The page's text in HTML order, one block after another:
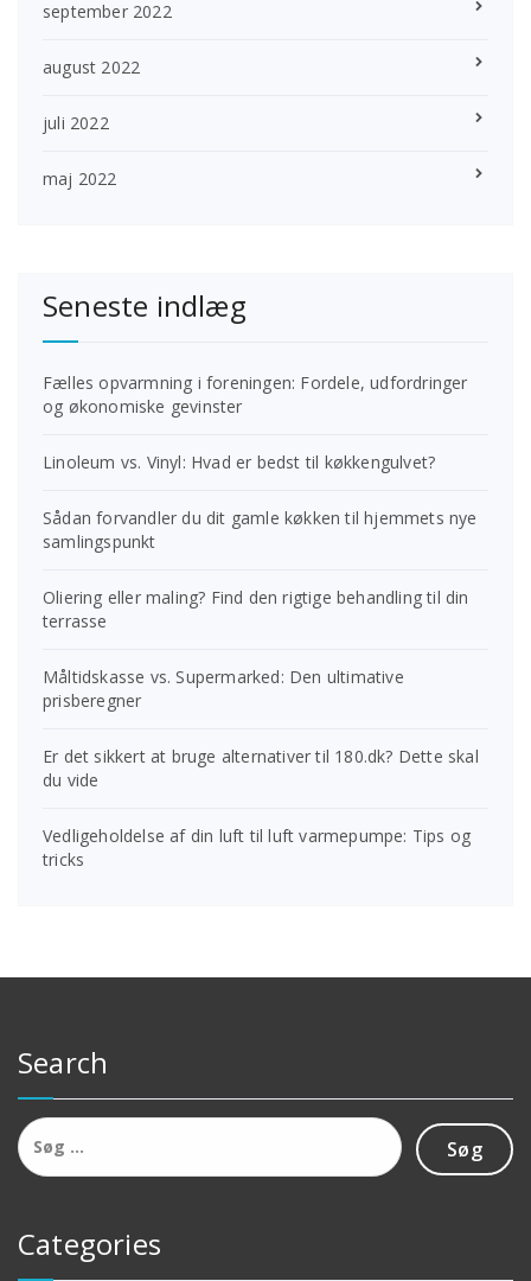
september 2022
august 2022
juli 2022
maj 2022
Seneste indlæg
Fælles opvarmning i foreningen: Fordele, udfordringer
og økonomiske gevinster
Linoleum vs. Vinyl: Hvad er bedst til køkkengulvet?
Sådan forvandler du dit gamle køkken til hjemmets nye
samlingspunkt
Oliering eller maling? Find den rigtige behandling til din
terrasse
Måltidskasse vs. Supermarked: Den ultimative
prisberegner
Er det sikkert at bruge alternativer til 180.dk? Dette skal
du vide
Vedligeholdelse af din luft til luft varmepumpe: Tips og
tricks
Search
Søg
efter:
Categories